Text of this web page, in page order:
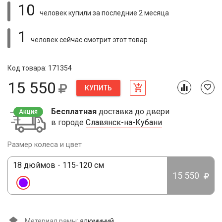
10 человек купили за последние 2 месяца
1 человек сейчас смотритэтот товар
Код товара: 171354
15 550 КУПИТЬ
Акция Бесплатная доставка до двери
в городе Славянск-на-Кубани
Размер колеса и цвет
18 дюймов - 115-120 см
15 550